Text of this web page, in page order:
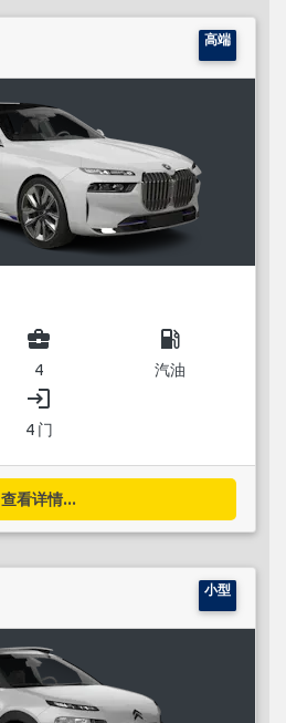
高端
business_center
4
local_gas_station
汽油
login
4 门
查看详情...
小型